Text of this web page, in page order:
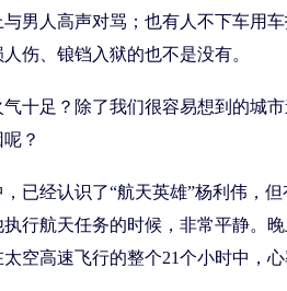
男人高声对骂；也有人不下车用
伤、锒铛入狱的也不是没有。
十足？除了我们很容易想到的城
？
已经认识了“航天英雄”杨利伟
行航天任务的时候，非常平静。
空高速飞行的整个21个小时中，